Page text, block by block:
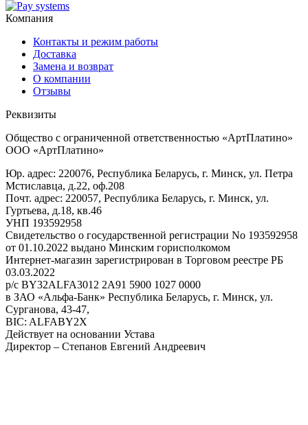
Компания
Контакты и режим работы
Доставка
Замена и возврат
О компании
Отзывы
Реквизиты
Общество с ограниченной ответственностью «АртПлатино»
ООО «АртПлатино»
Юр. адрес: 220076, Республика Беларусь, г. Минск, ул. Петра
Мстиславца, д.22, оф.208
Почт. адрес: 220057, Республика Беларусь, г. Минск, ул.
Гуртьева, д.18, кв.46
УНП 193592958
Свидетельство о государственной регистрации No 193592958
от 01.10.2022 выдано Минским горисполкомом
Интернет-магазин зарегистрирован в Торговом реестре РБ
03.03.2022
р/с BY32ALFA3012 2A91 5900 1027 0000
в ЗАО «Альфа-Банк» Республика Беларусь, г. Минск, ул.
Сурганова, 43-47,
BIC: ALFABY2X
Действует на основании Устава
Директор – Степанов Евгений Андреевич